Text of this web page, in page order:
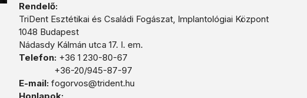
Rendelő:
TriDent Esztétikai és Családi Fogászat, Implantológiai Központ
1048 Budapest
Nádasdy Kálmán utca 17. I. em.
Telefon: +36 1 230-80-67
+36-20/945-87-97
E-mail: fogorvos@trident.hu